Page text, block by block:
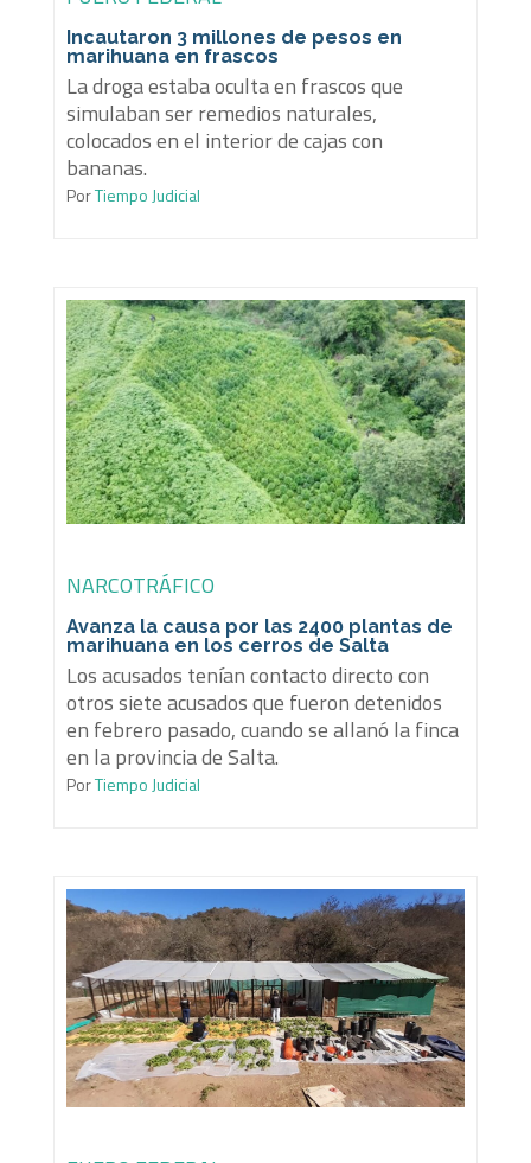
Incautaron 3 millones de pesos en
marihuana en frascos
La droga estaba oculta en frascos que
simulaban ser remedios naturales,
colocados en el interior de cajas con
bananas.
PorTiempo Judicial
NARCOTRÁFICO
Avanza la causa por las 2400 plantas de
marihuana en los cerros de Salta
Los acusados tenían contacto directo con
otros siete acusados que fueron detenidos
en febrero pasado, cuando se allanó la finca
en la provincia de Salta.
PorTiempo Judicial